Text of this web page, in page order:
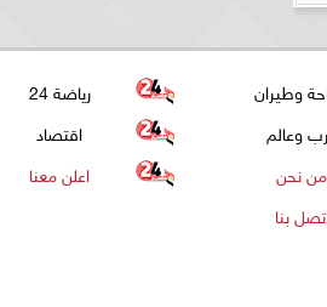
وطيران
رياضة 24
وعالم
اقتصاد
من نحن
اعلن معنا
بنا